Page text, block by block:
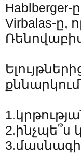
Virbalas-
2.ինչպե՞ս